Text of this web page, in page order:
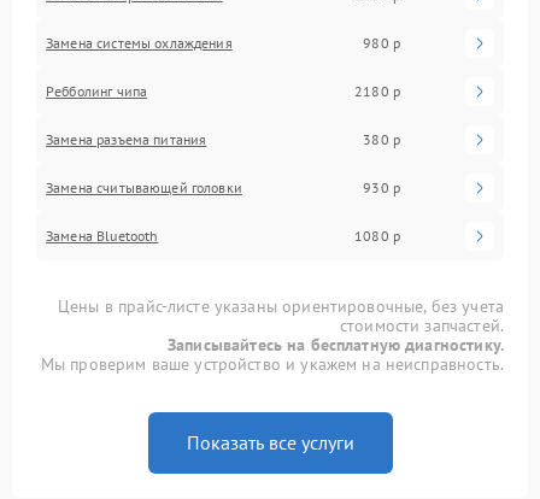
Замена системы охлаждения 980 р
Ребболинг чипа 2180 р
Замена разъема питания 380 р
Замена считывающей головки 930 р
Замена Bluetooth 1080 р
Цены в прайс-листе указаны ориентировочные, без учета
стоимости запчастей.
Записывайтесь на бесплатную диагностику.
Мы проверим ваше устройство и укажем на неисправность.
Показать все услуги